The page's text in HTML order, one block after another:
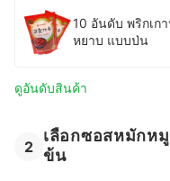
10 อันดับ พริกเก
หยาบ แบบป่น
ดูอันดับสินค้า
2
เลือกซอสหมักหมู
ข้น